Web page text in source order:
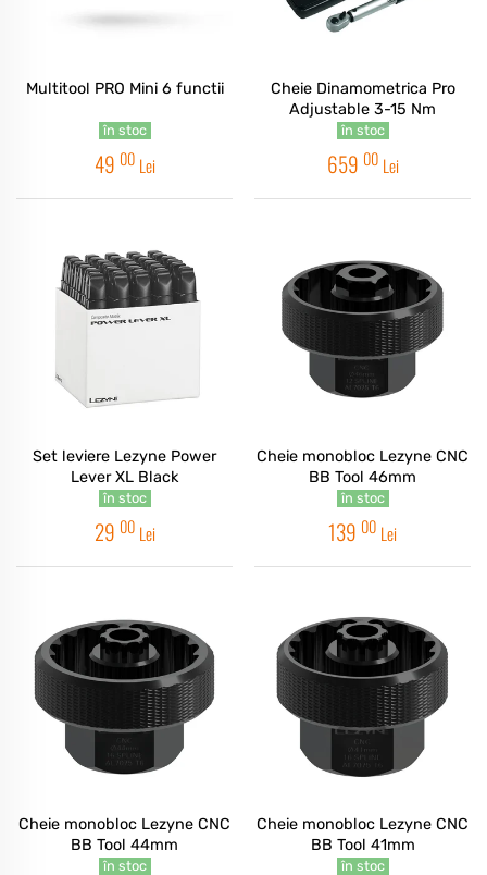
Multitool PRO Mini 6 functii
în stoc
49 00 Lei
Cheie Dinamometrica Pro
Adjustable 3-15 Nm
în stoc
659 00 Lei
Set leviere Lezyne Power
Lever XL Black
în stoc
29 00 Lei
Cheie monobloc Lezyne CNC
BB Tool 46mm
în stoc
139 00 Lei
Cheie monobloc Lezyne CNC
BB Tool 44mm
în stoc
Cheie monobloc Lezyne CNC
BB Tool 41mm
în stoc